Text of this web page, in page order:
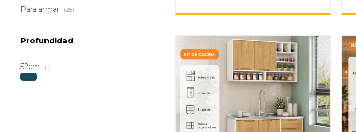
Para armar (28)
Profundidad
52cm (1)